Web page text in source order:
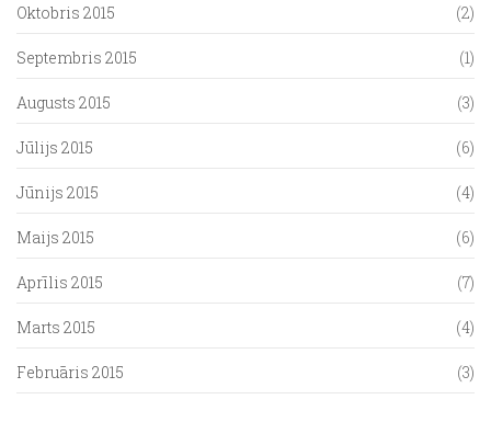
Oktobris 2015 (2)
Septembris 2015 (1)
Augusts 2015 (3)
Jūlijs 2015 (6)
Jūnijs 2015 (4)
Maijs 2015 (6)
Aprīlis 2015 (7)
Marts 2015 (4)
Februāris 2015 (3)